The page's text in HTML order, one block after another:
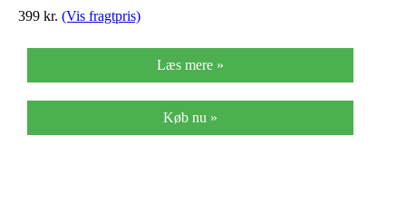
399 kr. (Vis fragtpris)
Læs mere »
Køb nu »